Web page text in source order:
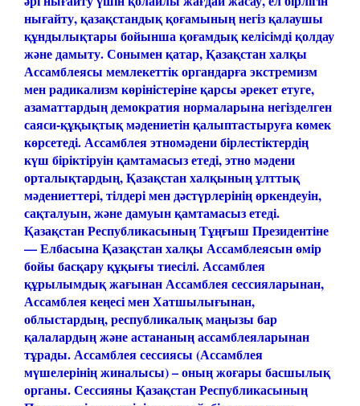
нығайту, қазақстандық қоғамының негіз қалаушы
құндылықтары бойынша қоғамдық келісімді қолдау
және дамыту. Сонымен қатар, Қазақстан халқы
Ассамблеясы мемлекеттік органдарға экстремизм
мен радикализм көріністеріне қарсы әрекет етуге,
азаматтардың демократия нормаларына негізделген
саяси-құқықтық мәдениетін қалыптастыруға көмек
көрсетеді. Ассамблея этномәдени бірлестіктердің
күш біріктіруін қамтамасыз етеді, этно мәдени
орталықтардың, Қазақстан халқының ұлттық
мәдениеттері, тілдері мен дәстүрлерінің өркендеуін,
сақталуын, және дамуын қамтамасыз етеді.
Қазақстан Республикасының Тұңғыш Президентiне
— Елбасына Қазақстан халқы Ассамблеясын өмiр
бойы басқару құқығы тиесiлi.Ассамблея
құрылымдық жағынан Ассамблея сессияларынан,
Ассамблея кеңесі мен Хатшылығынан,
облыстардың, республикалық маңызы бар
қалалардың және астананың ассамблеяларынан
тұрады.Ассамблея сессиясы (Ассамблея
мүшелерінің жиналысы) – оның жоғары басшылық
органы. Сессияны Қазақстан Республикасының